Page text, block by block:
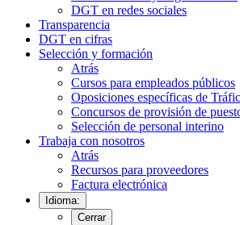
DGT en redes sociales
Transparencia
DGT en cifras
Selección y formación
Atrás
Cursos para empleados públicos
Oposiciones específicas de
Concursos de provisión de
Selección de personal interino
Trabaja con nosotros
Atrás
Recursos para proveedores
Factura electrónica
Idioma:
Cerrar